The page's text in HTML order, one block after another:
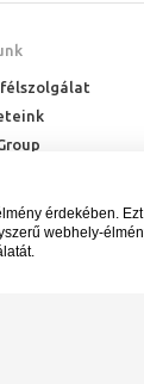
érdekében.
webhely-